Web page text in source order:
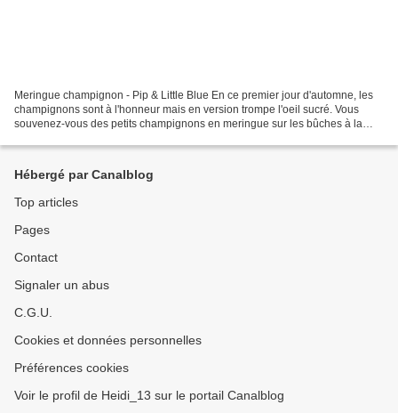
Meringue champignon - Pip & Little Blue En ce premier jour d'automne, les
champignons sont à l'honneur mais en version trompe l'oeil sucré. Vous
souvenez-vous des petits champignons en meringue sur les bûches à la
Hébergé par Canalblog
Top articles
Pages
Contact
Signaler un abus
C.G.U.
Cookies et données personnelles
Préférences cookies
Voir le profil de Heidi_13 sur le portail Canalblog